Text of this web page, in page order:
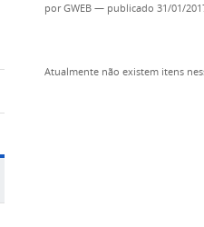
porGWEB — publicado 31/01/
Atualmente não existem itens